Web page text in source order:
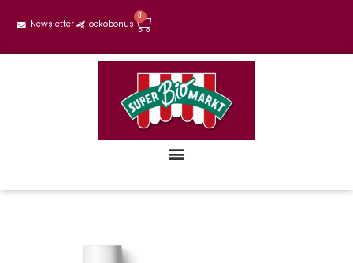
Newsletter oekobonus
0